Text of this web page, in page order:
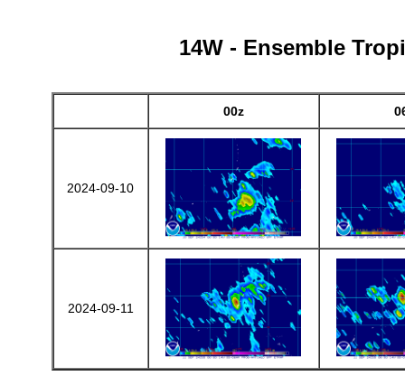
14W - Ensemble
00z
2024-09-10
2024-09-11